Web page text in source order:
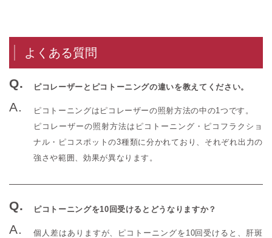
よくある質問
ピコレーザーとピコトーニングの違いを教えてください。
ピコトーニングはピコレーザーの照射方法の中の1つです。
ピコレーザーの照射方法はピコトーニング・ピコフラクショ
ナル・ピコスポットの3種類に分かれており、それぞれ出力の
強さや範囲、効果が異なります。
ピコトーニングを10回受けるとどうなりますか？
個人差はありますが、ピコトーニングを10回受けると、肝斑